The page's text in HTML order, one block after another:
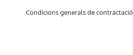
Condicions generals de contractació